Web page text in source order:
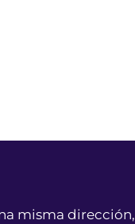
misma dirección,